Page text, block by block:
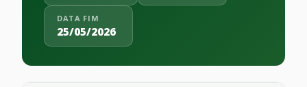
DATA FIM
25/05/2026